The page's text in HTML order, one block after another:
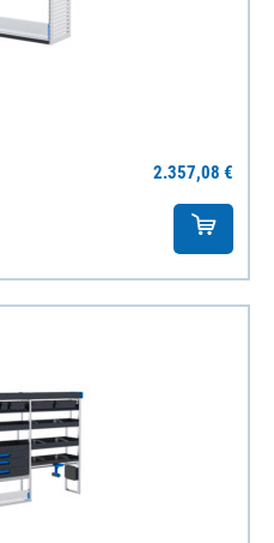
2.357,08 €